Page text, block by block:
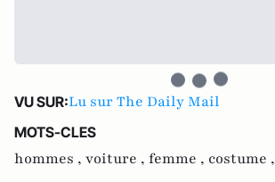
VU SUR:Lu sur The Daily Mail
MOTS-CLES
hommes , voiture , femme , costume ,